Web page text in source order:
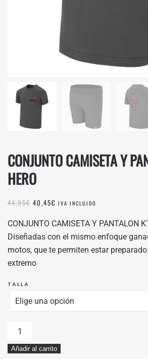
CONJUNTO CAMISETA Y
HERO
44,95€ EL
ORIGINAL
ERA:
44,95€.
40,45€ EL
ACTUAL
ES:
40,45€.
IVA INCLUIDO
CONJUNTO CAMISETA Y PANTALON
Diseñadas con el mismo enfoque
motos, que te permiten estar
extremo
TALLA
CONJUNTO
CAMISETA
Y
Añadir al carrito